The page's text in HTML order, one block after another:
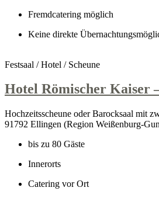
Fremdcatering möglich
Keine direkte
Festsaal / Hotel / Scheune
Hotel Römischer Kaiser
Hochzeitsscheune oder Barocksaal mit
91792 Ellingen (Region Weißenburg-
bis zu 80 Gäste
Innerorts
Catering vor Ort